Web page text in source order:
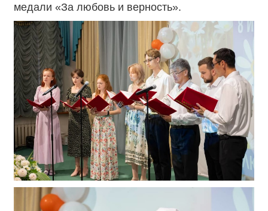
медали «За любовь и верность».